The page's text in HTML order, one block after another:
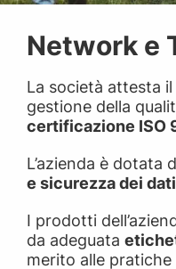
Network e
La società attesta
gestione della
certificazione ISO
L’azienda è dotata
e sicurezza dei dati
I prodotti
da adeguata
merito alle